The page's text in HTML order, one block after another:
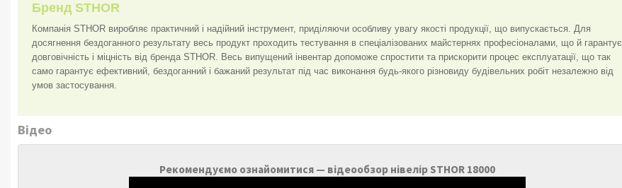
Бренд STHOR
Компанія STHOR виробляє практичний і надійний інструмент, приділяючи особливу увагу якості продукції, що випускається. Для
досягнення бездоганного результату весь продукт проходить тестування в спеціалізованих майстернях професіоналами, що й гарантує
довговічність і міцність від бренда STHOR. Весь випущений інвентар допоможе спростити та прискорити процес експлуатації, що так
само гарантує ефективний, бездоганний і бажаний результат під час виконання будь-якого різновиду будівельних робіт незалежно від
умов застосування.
Відео
Рекомендуємо ознайомитися — відеообзор нівелір STHOR 18000